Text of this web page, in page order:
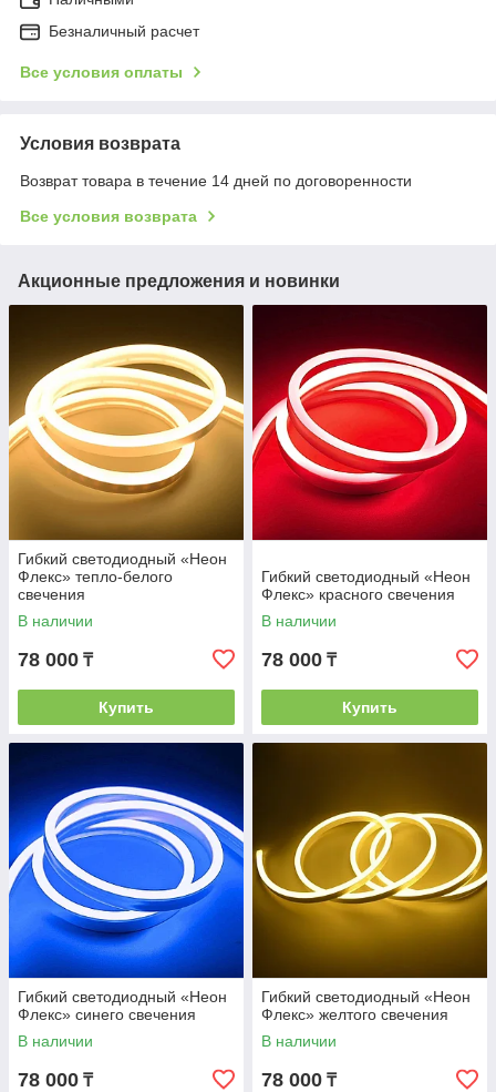
Безналичный расчет
Все условия оплаты
Условия возврата
Возврат товара в течение 14 дней по договоренности
Все условия возврата
Акционные предложения и новинки
Гибкий светодиодный «Неон
Флекс» тепло-белого
свечения
В наличии
78 000 ₸
Купить
Гибкий светодиодный «Неон
Флекс» красного свечения
В наличии
78 000 ₸
Купить
Гибкий светодиодный «Неон
Флекс» синего свечения
В наличии
78 000 ₸
Гибкий светодиодный «Неон
Флекс» желтого свечения
В наличии
78 000 ₸